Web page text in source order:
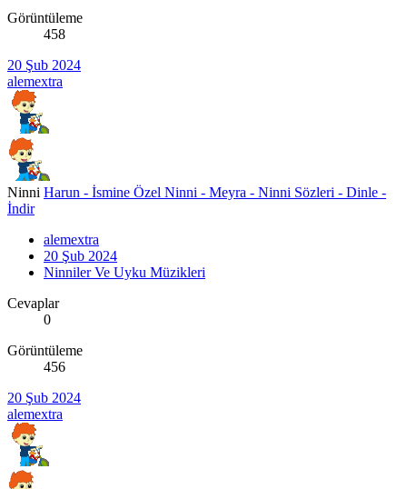
Görüntüleme
458
20 Şub 2024
alemextra
Ninni Harun - İsmine Özel Ninni - Meyra - Ninni Sözleri - Dinle -
İndir
alemextra
20 Şub 2024
Ninniler Ve Uyku Müzikleri
Cevaplar
0
Görüntüleme
456
20 Şub 2024
alemextra